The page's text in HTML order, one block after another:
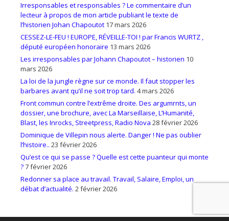
Irresponsables et responsables ? Le commentaire d’un
lecteur à propos de mon article publiant le texte de
l’historien Johan Chapoutot 17 mars 2026
CESSEZ-LE-FEU ! EUROPE, RÉVEILLE-TOI ! par Francis WURTZ ,
député européen honoraire 13 mars 2026
Les irresponsables par Johann Chapoutot – historien 10
mars 2026
La loi de la jungle règne sur ce monde. Il faut stopper les
barbares avant qu’il ne soit trop tard. 4 mars 2026
Front commun contre l’extrême droite. Des argumrnts, un
dossier, une brochure, avec La Marseillaise, L’Humanité,
Blast, les Inrocks, Streetpress, Radio Nova 28 février 2026
Dominique de Villepin nous alerte. Danger ! Ne pas oublier
l’histoire.. 23 février 2026
Qu’est ce qui se passe ? Quelle est cette puanteur qui monte
?7 février 2026
Redonner sa place au travail. Travail, Salaire, Emploi, un
débat d’actualité. 2 février 2026